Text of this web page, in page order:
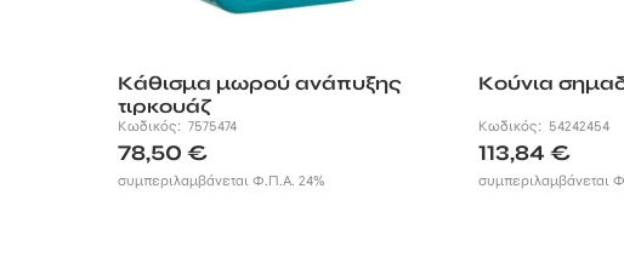
Κάθισμα μωρού ανάπυξης
τιρκουάζ
Κωδικός: 7575474
78,50 €
συμπεριλαμβάνεται Φ.Π.Α. 24%
Κούνια
Κωδικός: 54242454
113,84€
συμπεριλαμβάνεται